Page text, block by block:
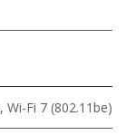
, Wi-Fi 7 (802.11be)